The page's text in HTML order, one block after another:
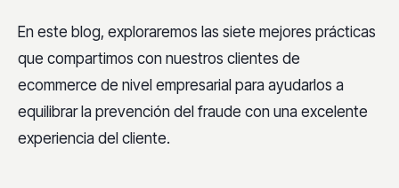
En este blog, exploraremos las siete mejores prácticas
que compartimos con nuestros clientes de
ecommerce de nivel empresarial para ayudarlos a
equilibrar la prevención del fraude con una excelente
experiencia del cliente.